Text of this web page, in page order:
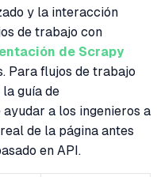
y la interacción
de trabajo con
de Scrapy
Para flujos de trabajo
guía de
ayudar a los ingenieros a
de la página antes
en API.